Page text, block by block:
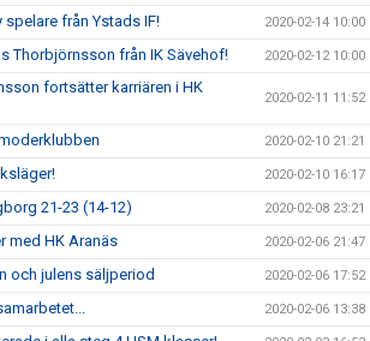
från Ystads IF! 2020-02-14 10:00
Thorbjörnsson från IK Sävehof! 2020-02-12 10:00
fortsätter karriären i HK
2020-02-11 11:52
2020-02-10 21:21
2020-02-10 16:17
21-23 (14-12) 2020-02-08 23:21
med HK Aranäs 2020-02-06 21:47
och julens säljperiod 2020-02-06 17:52
2020-02-06 13:38